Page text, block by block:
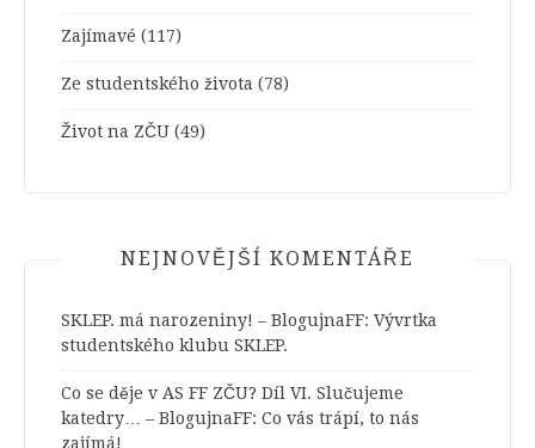
Zajímavé (117)
Ze studentského života (78)
Život na ZČU (49)
NEJNOVĚJŠÍ KOMENTÁŘE
SKLEP. má narozeniny! – BlogujnaFF: Vývrtka
studentského klubu SKLEP.
Co se děje v AS FF ZČU? Díl VI. Slučujeme
katedry… – BlogujnaFF: Co vás trápí, to nás
zajímá!